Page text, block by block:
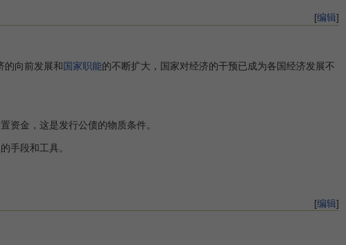
[编辑]
向前发展和国家职能的不断扩大，国家对经济的干预已成为各国经济发展不
资金，这是发行公债的物质条件。
手段和工具。
[编辑]